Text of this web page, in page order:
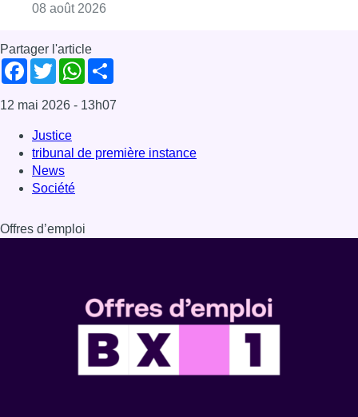
08 août 2026
Partager l'article
Facebook
TwitterWhatsApp
12 mai 2026 - 13h07
Justice
tribunal de première instance
News
Société
Offres d’emploi